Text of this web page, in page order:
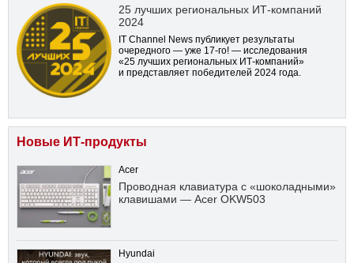
25 лучших региональных ИТ-компаний
2024
IT Channel News публикует результаты
очередного — уже 17-го! — исследования
«25 лучших региональных ИТ-компаний»
и представляет победителей 2024 года.
Новые ИТ-продукты
Acer
Проводная клавиатура с «шоколадными»
клавишами — Acer OKW503
Hyundai